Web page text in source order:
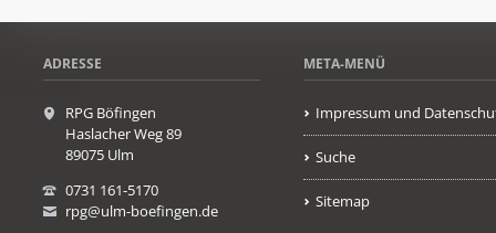
ADRESSE
RPG Böfingen
Haslacher Weg 89
89075 Ulm
0731 161-5170
rpg@ulm-boefingen.de
META-MENÜ
Impressum und
Suche
Sitemap